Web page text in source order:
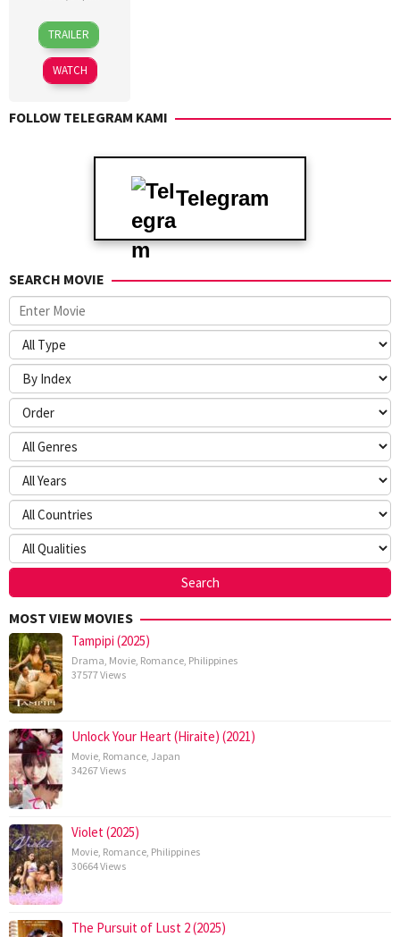
30
Sep
2022
Yuki
Tanada
TRAILER
WATCH
FOLLOW TELEGRAM KAMI
Telegram
SEARCH MOVIE
MOST VIEW MOVIES
Tampipi (2025)
Drama Movie Romance Philippines
37577 Views
Unlock Your Heart (Hiraite) (2021)
Movie Romance Japan
34267 Views
Violet (2025)
Movie Romance Philippines
30664 Views
The Pursuit of Lust 2 (2025)